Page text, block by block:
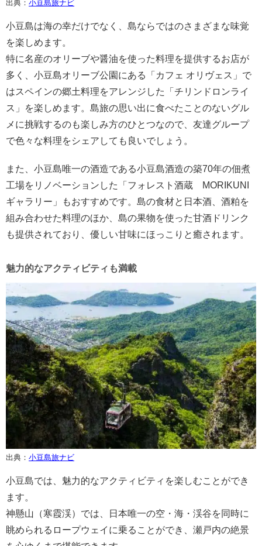
出典： 小豆島旅ナビ
小豆島は海の幸だけでなく、島ならではのさまざまな味覚
を楽しめます。
特に名産のオリーブや醤油を使った料理を提供するお店が
多く、小豆島オリーブ公園にある「カフェ オリヴェス」で
はスペインの郷土料理をアレンジした「チリンドロンライ
ス」を楽しめます。島旅の思い出に食べたことのないグル
メに挑戦するのも楽しみ方のひとつなので、友達グループ
で色々な料理をシェアしても良いでしょう。
また、小豆島唯一の酒造である小豆島酒造の築70年の佃煮
工場をリノベーションした「フォレスト酒蔵 MORIKUNI
ギャラリー」もおすすめです。島の食材と日本酒、酒粕を
組み合わせた料理のほか、島の果物を使った甘酒ドリンク
も提供されており、優しい甘味にほっこりと癒されます。
魅力的なアクティビティも満載
出典： 小豆島旅ナビ
小豆島では、魅力的なアクティビティを楽しむことができ
ます。
神懸山（寒霞渓）では、日本唯一の空・海・渓谷を同時に
眺められるロープウェイに乗ることができ、瀬戸内の絶景